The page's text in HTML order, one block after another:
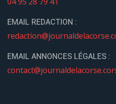
EMAIL REDACTION :
EMAIL ANNONCES LÉGALES :